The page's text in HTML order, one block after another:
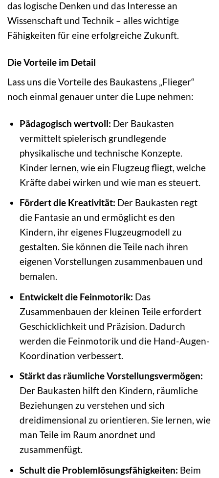
das logische Denken und das Interesse an
Wissenschaft und Technik – alles wichtige
Fähigkeiten für eine erfolgreiche Zukunft.
Die Vorteile im Detail
Lass uns die Vorteile des Baukastens „Flieger“
noch einmal genauer unter die Lupe nehmen:
Pädagogisch wertvoll: Der Baukasten
vermittelt spielerisch grundlegende
physikalische und technische Konzepte.
Kinder lernen, wie ein Flugzeug fliegt, welche
Kräfte dabei wirken und wie man es steuert.
Fördert die Kreativität: Der Baukasten regt
die Fantasie an und ermöglicht es den
Kindern, ihr eigenes Flugzeugmodell zu
gestalten. Sie können die Teile nach ihren
eigenen Vorstellungen zusammenbauen und
bemalen.
Entwickelt die Feinmotorik: Das
Zusammenbauen der kleinen Teile erfordert
Geschicklichkeit und Präzision. Dadurch
werden die Feinmotorik und die Hand-Augen-
Koordination verbessert.
Stärkt das räumliche Vorstellungsvermögen:
Der Baukasten hilft den Kindern, räumliche
Beziehungen zu verstehen und sich
dreidimensional zu orientieren. Sie lernen, wie
man Teile im Raum anordnet und
zusammenfügt.
Schult die Problemlösungsfähigkeiten: Beim